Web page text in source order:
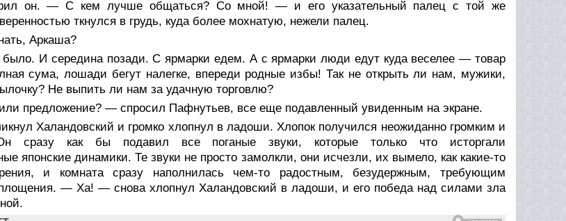
он. — С кем лучше общаться? Со мной! — и его указательный палец с той же
ткнулся в грудь, куда более мохнатую, нежели палец.
Аркаша?
И середина позади. С ярмарки едем. А с ярмарки люди едут куда веселее — товар
сума, лошади бегут налегке, впереди родные избы! Так не открыть ли нам, мужики,
Не выпить ли нам за удачную торговлю?
предложение? — спросил Пафнутьев, все еще подавленный увиденным на экране.
Халандовский и громко хлопнул в ладоши. Хлопок получился неожиданно громким и
сразу как бы подавил все поганые звуки, которые только что исторгали
японские динамики. Те звуки не просто замолкли, они исчезли, их вымело, как какие-то
и комната сразу наполнилась чем-то радостным, безудержным, требующим
— Ха! — снова хлопнул Халандовский в ладоши, и его победа над силами зла